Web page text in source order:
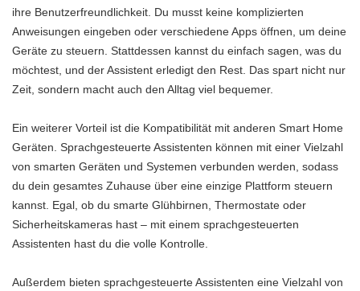
ihre Benutzerfreundlichkeit. Du musst keine komplizierten
Anweisungen eingeben oder verschiedene Apps öffnen, um deine
Geräte zu steuern. Stattdessen kannst du einfach sagen, was du
möchtest, und der Assistent erledigt den Rest. Das spart nicht nur
Zeit, sondern macht auch den Alltag viel bequemer.
Ein weiterer Vorteil ist die Kompatibilität mit anderen Smart Home
Geräten. Sprachgesteuerte Assistenten können mit einer Vielzahl
von smarten Geräten und Systemen verbunden werden, sodass
du dein gesamtes Zuhause über eine einzige Plattform steuern
kannst. Egal, ob du smarte Glühbirnen, Thermostate oder
Sicherheitskameras hast – mit einem sprachgesteuerten
Assistenten hast du die volle Kontrolle.
Außerdem bieten sprachgesteuerte Assistenten eine Vielzahl von